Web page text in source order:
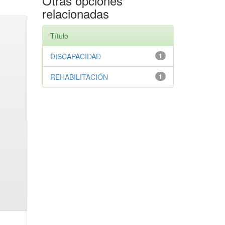
relacionadas
Título
1
DISCAPACIDAD
1
REHABILITACIÓN